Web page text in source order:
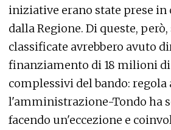
iniziative erano state prese in
dalla Regione. Di queste,
classificate avrebbero avuto
finanziamento di 18 milioni
complessivi del bando: regola
l'amministrazione-Tondo ha
facendo un'eccezione e